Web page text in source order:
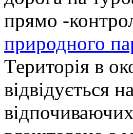
прямо -
природного
Територія в
відвідується